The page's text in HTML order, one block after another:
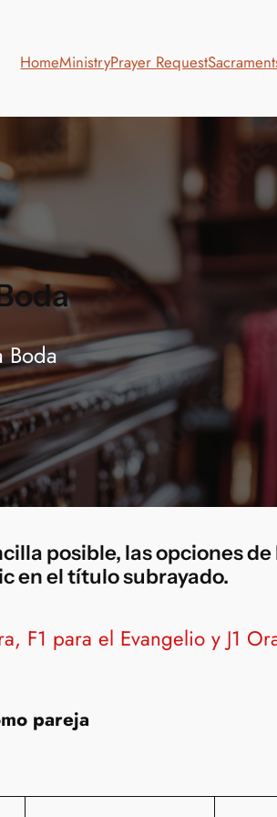
HomeMinistryPrayer Request
Boda
posible, las opciones
en el título subrayado.
F1 para el Evangelio y J1
pareja